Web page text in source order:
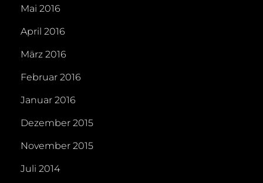
Mai 2016
April 2016
März 2016
Februar 2016
Januar 2016
Dezember 2015
November 2015
Juli 2014